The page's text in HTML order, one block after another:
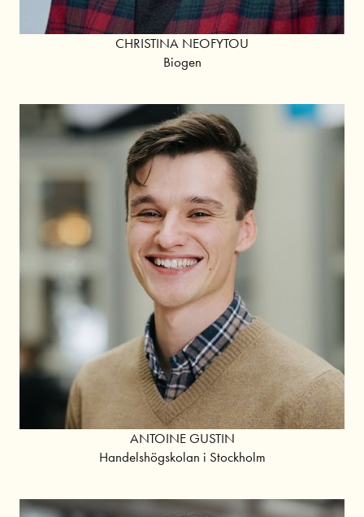
CHRISTINA NEOFYTOU
Biogen
ANTOINE GUSTIN
Handelshögskolan i Stockholm